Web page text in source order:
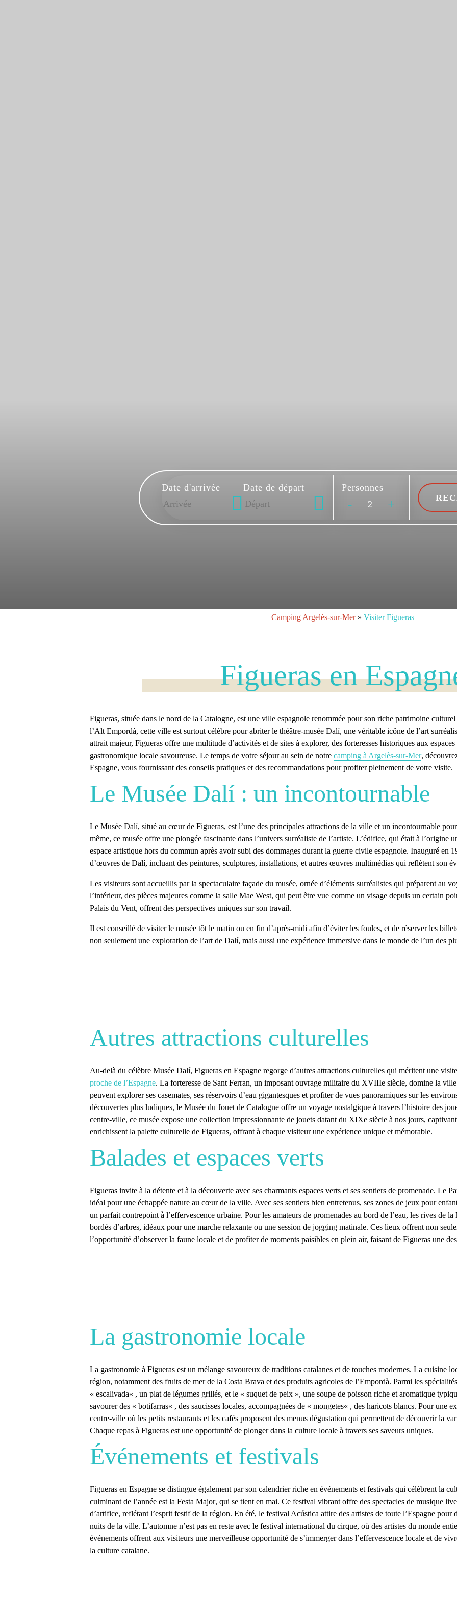
Date d'arrivée Date de départ Personnes
- +
Camping Argelès-sur-Mer» Visiter Figueras
Figueras en
Figueras, située dans le nord de la Catalogne, est une ville espagnole renommée pour son riche patrimoine
l’Alt Empordà, cette ville est surtout célèbre pour abriter le théâtre-musée Dalí, une véritable icône de l’art
attrait majeur, Figueras offre une multitude d’activités et de sites à explorer, des forteresses historiques aux
gastronomique locale savoureuse. Le temps de votre séjour au sein de notre camping à Argelès-sur-Mer,
Espagne, vous fournissant des conseils pratiques et des recommandations pour profiter pleinement de votre visite.
Le Musée Dalí : un incontournable
Le Musée Dalí, situé au cœur de Figueras, est l’une des principales attractions de la ville et un incontournable
même, ce musée offre une plongée fascinante dans l’univers surréaliste de l’artiste. L’édifice, qui était à l’origine
espace artistique hors du commun après avoir subi des dommages durant la guerre civile espagnole. Inauguré en
d’œuvres de Dalí, incluant des peintures, sculptures, installations, et autres œuvres multimédias qui reflètent son
Les visiteurs sont accueillis par la spectaculaire façade du musée, ornée d’éléments surréalistes qui préparent au
l’intérieur, des pièces majeures comme la salle Mae West, qui peut être vue comme un visage depuis un certain
Palais du Vent, offrent des perspectives uniques sur son travail.
Il est conseillé de visiter le musée tôt le matin ou en fin d’après-midi afin d’éviter les foules, et de réserver les
non seulement une exploration de l’art de Dalí, mais aussi une expérience immersive dans le monde de l’un des
Autres attractions culturelles
Au-delà du célèbre Musée Dalí, Figueras en Espagne regorge d’autres attractions culturelles qui méritent une
proche de l’Espagne. La forteresse de Sant Ferran, un imposant ouvrage militaire du XVIIIe siècle, domine la ville
peuvent explorer ses casemates, ses réservoirs d’eau gigantesques et profiter de vues panoramiques sur les
découvertes plus ludiques, le Musée du Jouet de Catalogne offre un voyage nostalgique à travers l’histoire des
centre-ville, ce musée expose une collection impressionnante de jouets datant du XIXe siècle à nos jours,
enrichissent la palette culturelle de Figueras, offrant à chaque visiteur une expérience unique et mémorable.
Balades et espaces verts
Figueras invite à la détente et à la découverte avec ses charmants espaces verts et ses sentiers de promenade. Le
idéal pour une échappée nature au cœur de la ville. Avec ses sentiers bien entretenus, ses zones de jeux pour
un parfait contrepoint à l’effervescence urbaine. Pour les amateurs de promenades au bord de l’eau, les rives de la
bordés d’arbres, idéaux pour une marche relaxante ou une session de jogging matinale. Ces lieux offrent non
l’opportunité d’observer la faune locale et de profiter de moments paisibles en plein air, faisant de Figueras une
La gastronomie locale
La gastronomie à Figueras est un mélange savoureux de traditions catalanes et de touches modernes. La cuisine
région, notamment des fruits de mer de la Costa Brava et des produits agricoles de l’Empordà. Parmi les
« escalivada« , un plat de légumes grillés, et le « suquet de peix », une soupe de poisson riche et aromatique
savourer des « botifarras« , des saucisses locales, accompagnées de « mongetes« , des haricots blancs. Pour une
centre-ville où les petits restaurants et les cafés proposent des menus dégustation qui permettent de découvrir la
Chaque repas à Figueras est une opportunité de plonger dans la culture locale à travers ses saveurs uniques.
Événements et festivals
Figueras en Espagne se distingue également par son calendrier riche en événements et festivals qui célèbrent la
culminant de l’année est la Festa Major, qui se tient en mai. Ce festival vibrant offre des spectacles de musique
d’artifice, reflétant l’esprit festif de la région. En été, le festival Acústica attire des artistes de toute l’Espagne
nuits de la ville. L’automne n’est pas en reste avec le festival international du cirque, où des artistes du monde
événements offrent aux visiteurs une merveilleuse opportunité de s’immerger dans l’effervescence locale et de
la culture catalane.